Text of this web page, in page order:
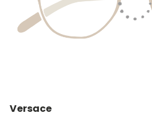
Versace